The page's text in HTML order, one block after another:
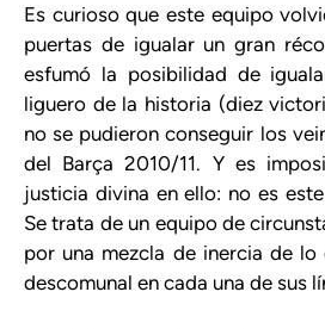
Es curioso que este equipo
puertas de igualar un gran
esfumó la posibilidad de
liguero de la historia (diez
no se pudieron conseguir los
del Barça 2010/11. Y es
justicia divina en ello: no es
Se trata de un equipo de
por una mezcla de inercia de
descomunal en cada una de sus